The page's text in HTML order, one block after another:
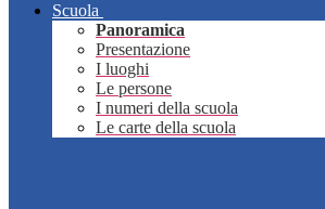
Scuola
Panoramica
Presentazione
I luoghi
Le persone
I numeri della scuola
Le carte della scuola